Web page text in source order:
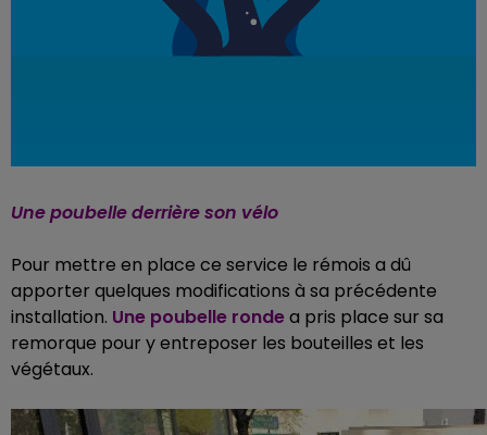
Une poubelle derrière son vélo
Pour mettre en place ce service le rémois a dû
apporter quelques modifications à sa précédente
installation. Une poubelle rondea pris place sur sa
remorque pour y entreposer les bouteilles et les
végétaux.